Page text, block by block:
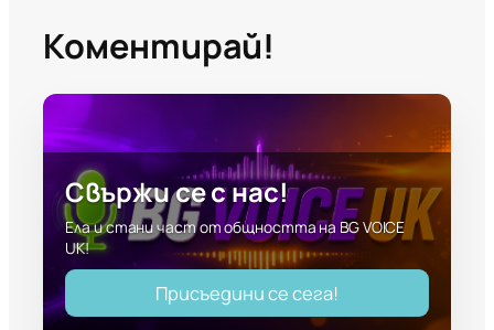
Коментирай!
Свържи се с нас!
Ела и стани част от общността на BG VOICE
UK!
Присъедини се сега!